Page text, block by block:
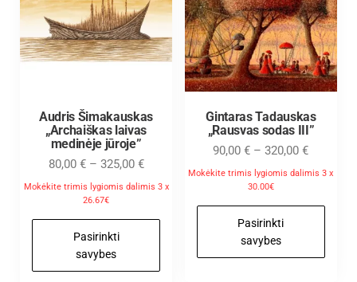
Audris Šimakauskas
„Archaiškas laivas
medinėje jūroje”
80,00 € – 325,00 €
Mokėkite trimis lygiomis dalimis 3 x
26.67€
Pasirinkti
savybes
Gintaras Tadauskas
„Rausvas sodas III”
90,00€ – 320,00€
Mokėkite trimis lygiomis dalimis 3 x
30.00€
Pasirinkti
savybes